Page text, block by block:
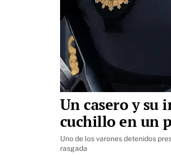
Un casero y su
cuchillo en un
Uno de los varones detenidos
rasgada